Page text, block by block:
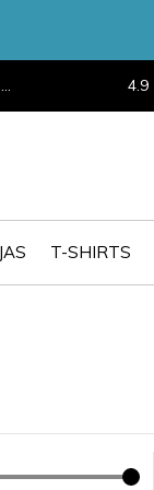
T-SHIRTS
4.9